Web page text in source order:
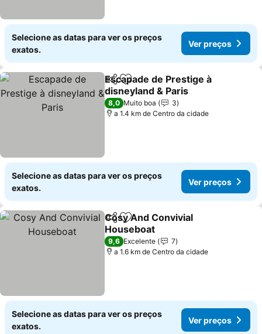
Selecione as datas para ver os preços
exatos.
Ver preços
PartilharAdicionar aos favoritos
Escapade de Prestige à
disneyland & Paris
8,0 Muito boa
3
a 1.4 km de Centro da cidade
Selecione as datas para ver os preços
exatos.
Ver preços
PartilharAdicionar aos favoritos
Cosy And Convivial
Houseboat
9,6 Excelente
7
a 1.6 km de Centro da cidade
Selecione as datas para ver os preços
exatos.
Ver preços